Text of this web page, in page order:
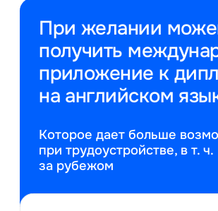
При желании
получить
приложение к
на английском
Которое дает больше
при трудоустройстве, в т. ч.
за рубежом